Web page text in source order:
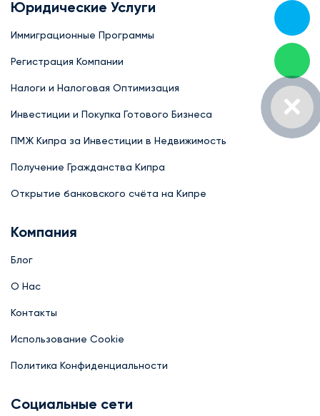
Юридические Услуги
Иммиграционные Программы
Регистрация Компании
Налоги и Налоговая Оптимизация
Инвестиции и Покупка Готового Бизнеса
ПМЖ Кипра за Инвестиции в Недвижимость
Получение Гражданства Кипра
Открытие банковского счёта на Кипре
Компания
Блог
О Нас
Контакты
Использование Cookie
Политика Конфиденциальности
Социальные сети